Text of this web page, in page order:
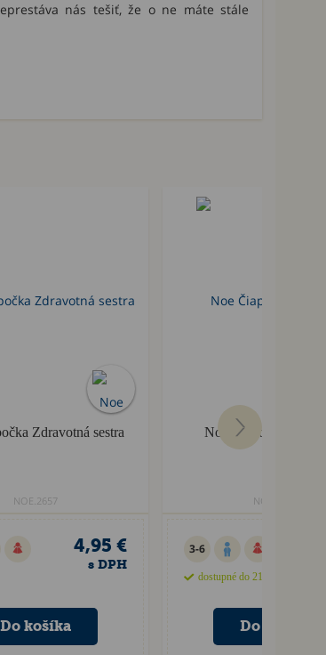
nás tešiť, že o ne máte stále
Zdravotná sestra
NOE.2657
4,95 €
s DPH
Noe Čiapočka
NOE.2651
3-6
dostupné do 21 dní